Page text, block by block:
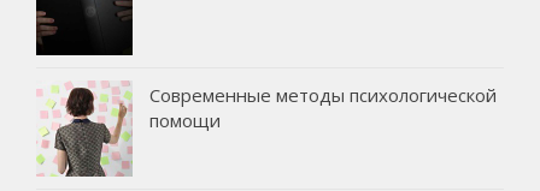
Современные методы психологической
помощи